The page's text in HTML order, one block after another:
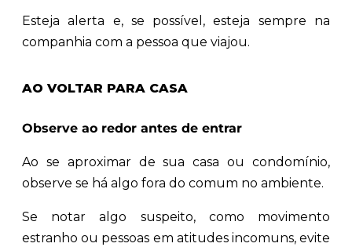
Esteja alerta e, se possível, esteja sempre na
companhia com a pessoa que viajou.
AO VOLTAR PARA CASA
Observe ao redor antes de entrar
Ao se aproximar de sua casa ou condomínio,
observe se há algo fora do comum no ambiente.
Se notar algo suspeito, como movimento
estranho ou pessoas em atitudes incomuns, evite